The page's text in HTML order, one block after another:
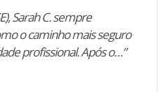
Sarah C. sempre
o caminho mais seguro
profissional. Após o…”